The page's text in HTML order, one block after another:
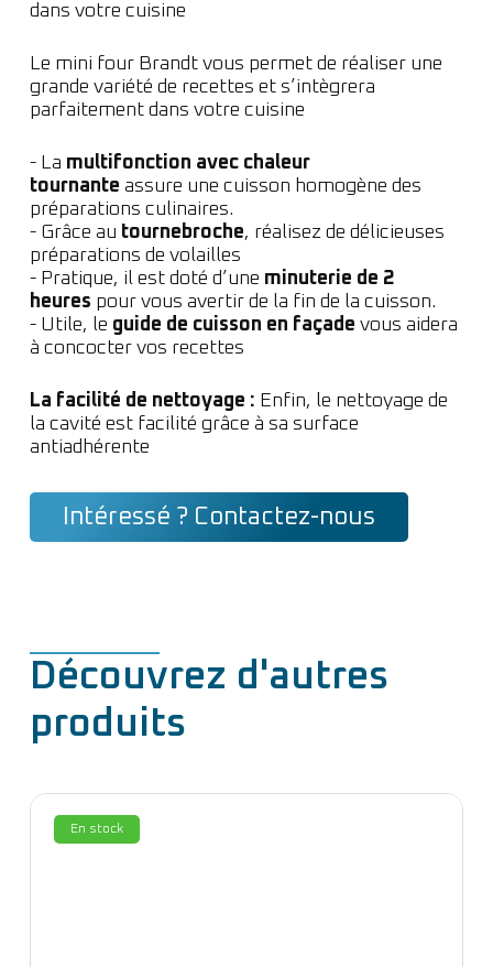
dans votre cuisine
Le mini four Brandt vous permet de réaliser une
grande variété de recettes et s’intègrera
parfaitement dans votre cuisine
- La multifonction avec chaleur
tournante assure une cuisson homogène des
préparations culinaires.
- Grâce au tournebroche, réalisez de délicieuses
préparations de volailles
- Pratique, il est doté d’une minuterie de 2
heures pour vous avertir de la fin de la cuisson.
- Utile, le guide de cuisson en façade vous aidera
à concocter vos recettes
La facilité de nettoyage : Enfin, le nettoyage de
la cavité est facilité grâce à sa surface
antiadhérente
Intéressé ? Contactez-nous
Découvrez d'autres
produits
En stock